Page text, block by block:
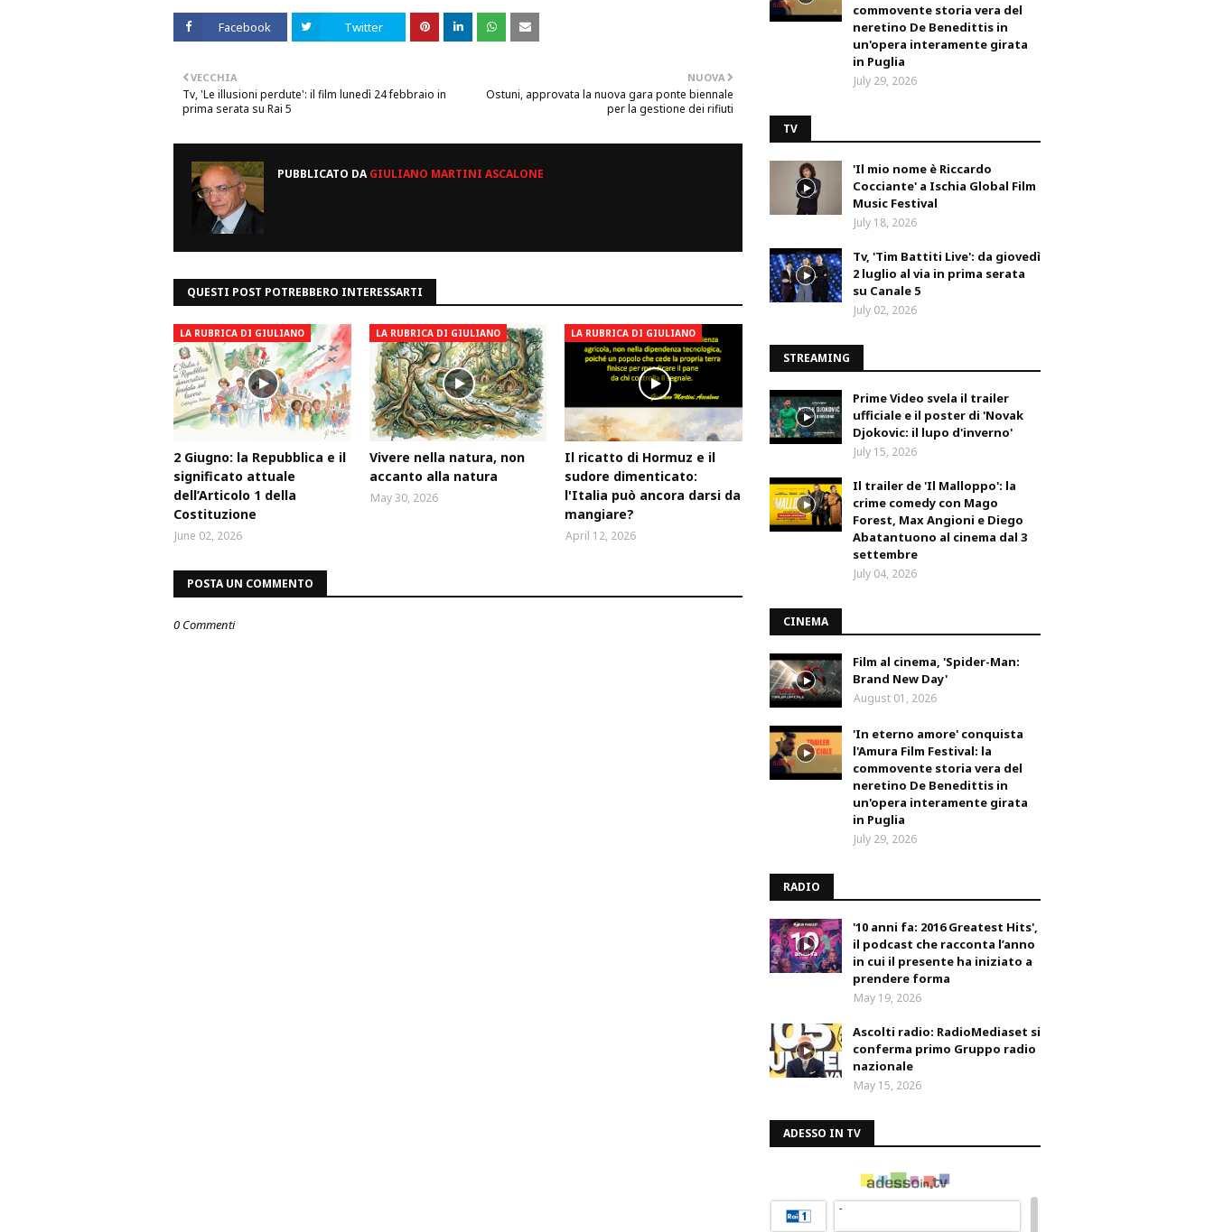
Facebook Twitter
NUOVA
Ostuni, approvata la nuova gara ponte biennale
per la gestione dei rifiuti
VECCHIA
Tv, 'Le illusioni perdute': il film lunedì 24 febbraio in
prima serata su Rai 5
PUBBLICATO DAGIULIANO MARTINI ASCALONE
QUESTI POST POTREBBERO INTERESSARTI
LA RUBRICA DI GIULIANO
2 Giugno: la Repubblica e il
significato attuale
dell’Articolo 1 della
Costituzione
June 02, 2026
LA RUBRICA DI GIULIANO
Vivere nella natura, non
accanto alla natura
May 30, 2026
LA RUBRICA DI GIULIANO
Il ricatto di Hormuz e il
sudore dimenticato:
l'Italia può ancora darsi da
mangiare?
April 12, 2026
POSTA UN COMMENTO
0 Commenti
commovente storia vera del
neretino De Benedittis in
un'opera interamente girata
in Puglia
July 29, 2026
TV
'Il mio nome è Riccardo
Cocciante' a Ischia Global Film
Music Festival
July 18, 2026
Tv, 'Tim Battiti Live': da giovedì
2 luglio al via in prima serata
su Canale 5
July 02, 2026
STREAMING
Prime Video svela il trailer
ufficiale e il poster di 'Novak
Djokovic: il lupo d'inverno'
July 15, 2026
Il trailer de 'Il Malloppo': la
crime comedy con Mago
Forest, Max Angioni e Diego
Abatantuono al cinema dal 3
settembre
July 04, 2026
CINEMA
Film al cinema, 'Spider-Man:
Brand New Day'
August 01, 2026
'In eterno amore' conquista
l'Amura Film Festival: la
commovente storia vera del
neretino De Benedittis in
un'opera interamente girata
in Puglia
July 29, 2026
RADIO
'10 anni fa: 2016 Greatest Hits',
il podcast che racconta l’anno
in cui il presente ha iniziato a
prendere forma
May 19, 2026
Ascolti radio: RadioMediaset si
conferma primo Gruppo radio
nazionale
May 15, 2026
ADESSO IN TV